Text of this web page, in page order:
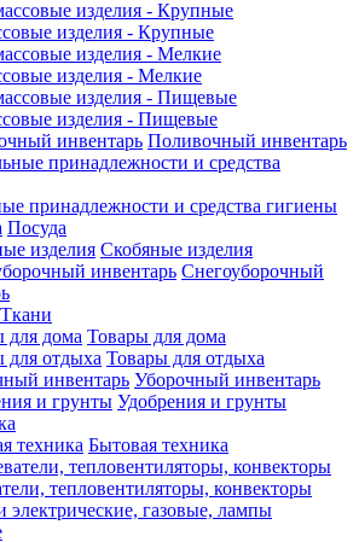
изделия - Крупные
изделия - Мелкие
изделия - Пищевые
Поливочный инвентарь
принадлежности и средства гигиены
Посуда
Скобяные изделия
Снегоуборочный
Ткани
Товары для дома
Товары для отдыха
Уборочный инвентарь
Удобрения и грунты
Бытовая техника
тепловентиляторы, конвекторы